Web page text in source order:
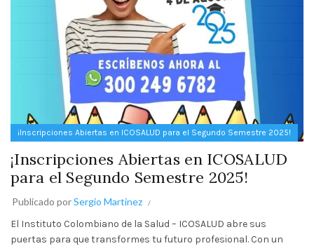
¡Inscripciones Abiertas en ICOSALUD para el Segundo Semestre 2025!
¡Inscripciones Abiertas en ICOSALUD
para el Segundo Semestre 2025!
Publicado porSergio Martinez
El Instituto Colombiano de la Salud – ICOSALUD abre sus
puertas para que transformes tu futuro profesional. Con un